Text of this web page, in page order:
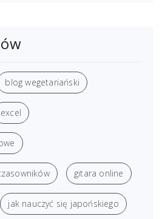
blog wegetariański
excel
gitara online
jak nauczyć się japońskiego